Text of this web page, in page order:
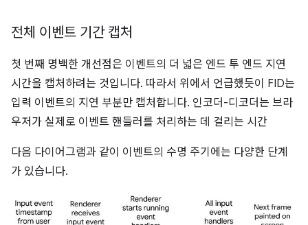
전체 이벤트 기간 캡처
첫 번째 명백한 개선점은 이벤트의 더 넓은 엔드 투 엔드 지연
시간을 캡처하려는 것입니다. 따라서 위에서 언급했듯이 FID는
입력 이벤트의 지연 부분만 캡처합니다. 인코더-디코더는 브라
우저가 실제로 이벤트 핸들러를 처리하는 데 걸리는 시간
다음 다이어그램과 같이 이벤트의 수명 주기에는 다양한 단계
가 있습니다.